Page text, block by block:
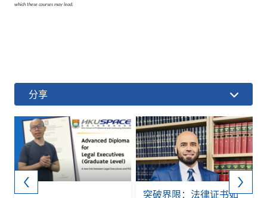
which these courses may lead.
分享
突破界限：法律证书如